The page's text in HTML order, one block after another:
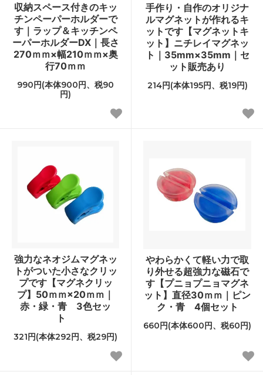
収納スペース付きのキッ
チンペーパーホルダーで
す｜ラップ＆キッチンペ
ーパーホルダーDX｜長さ
270ｍｍ×幅210ｍｍ×奥
行70ｍｍ
990円(本体900円、税90
円)
手作り・自作のオリジナ
ルマグネットが作れるキ
ットです【マグネットキ
ット】ニチレイマグネッ
ト｜35mm×35mm｜セ
ット販売あり
214円(本体195円、税19円)
強力なネオジムマグネッ
トがついた小さなクリッ
プです【マグネクリッ
プ】50ｍｍ×20ｍｍ｜
赤・緑・青 3色セッ
ト
321円(本体292円、税29円)
やわらかくて軽い力で取
り外せる超強力な磁石で
す【プニョプニョマグネ
ット】直径30ｍｍ｜ピン
ク・青 4個セット
660円(本体600円、税60円)